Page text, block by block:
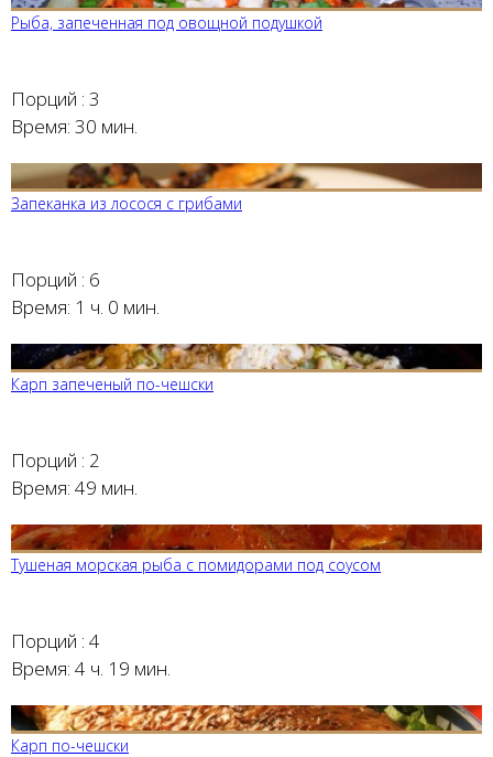
Рыба, запеченная под овощной подушкой
Порций : 3
Время: 30 мин.
Запеканка из лосося с грибами
Порций : 6
Время: 1 ч. 0 мин.
Карп запеченый по-чешски
Порций : 2
Время: 49 мин.
Тушеная морская рыба с помидорами под соусом
Порций : 4
Время: 4 ч. 19 мин.
Карп по-чешски